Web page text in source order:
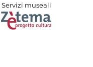
Servizi museali